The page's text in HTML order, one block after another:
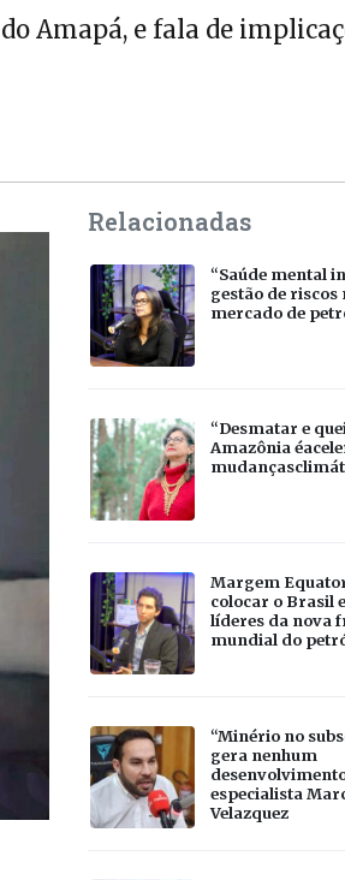
Amapá, e fala de
Relacionadas
“Saúde mental
gestão de riscos
mercado de
“Desmatar e
Amazônia
Margem
colocar o Brasil
líderes da nova
mundial do
“Minério no
gera nenhum
especialista
Velazquez